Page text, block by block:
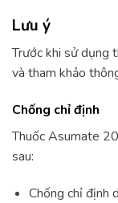
Lưu ý
Trước khi sử dụng
và tham khảo
Chống chỉ định
Thuốc Asumate
sau:
Chống chỉ định